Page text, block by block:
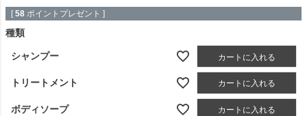
[ 58 ポイントプレゼント ]
種類
シャンプー カートに入れる
トリートメント カートに入れる
ボディソープ カートに入れる